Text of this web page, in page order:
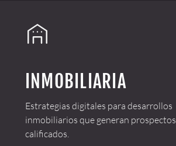
INMOBILIARIA
Estrategias digitales para desarrollos
inmobiliarios que generan prospectos
calificados.